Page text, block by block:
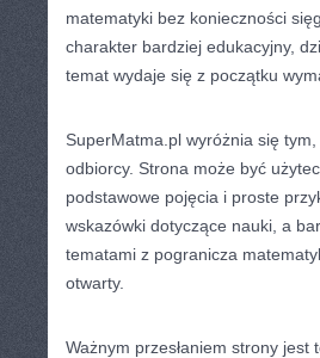
matematyki bez konieczności
charakter bardziej edukacyjny,
temat wydaje się z początku
SuperMatma.pl wyróżnia się
odbiorcy. Strona może być
podstawowe pojęcia i proste
wskazówki dotyczące nauki, a
tematami z pogranicza
otwarty.
Ważnym przesłaniem strony